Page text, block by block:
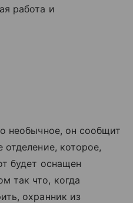
работа и
необычное, он сообщит
отделение, которое,
будет оснащен
так что, когда
охранник из